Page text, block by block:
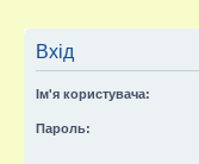
Вхід
Ім'я користувача:
Пароль: